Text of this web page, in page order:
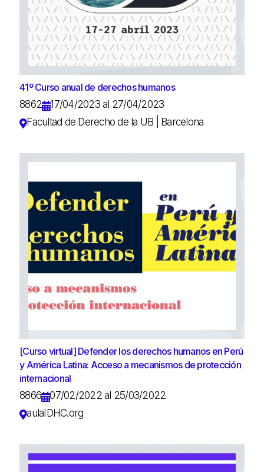
41º Curso anual de derechos humanos
8862
17/04/2023 al 27/04/2023
Facultad de Derecho de la UB | Barcelona
[Curso virtual] Defender los derechos humanos en Perú
y América Latina: Acceso a mecanismos de protección
internacional
8866
07/02/2022 al 25/03/2022
aulaIDHC.org